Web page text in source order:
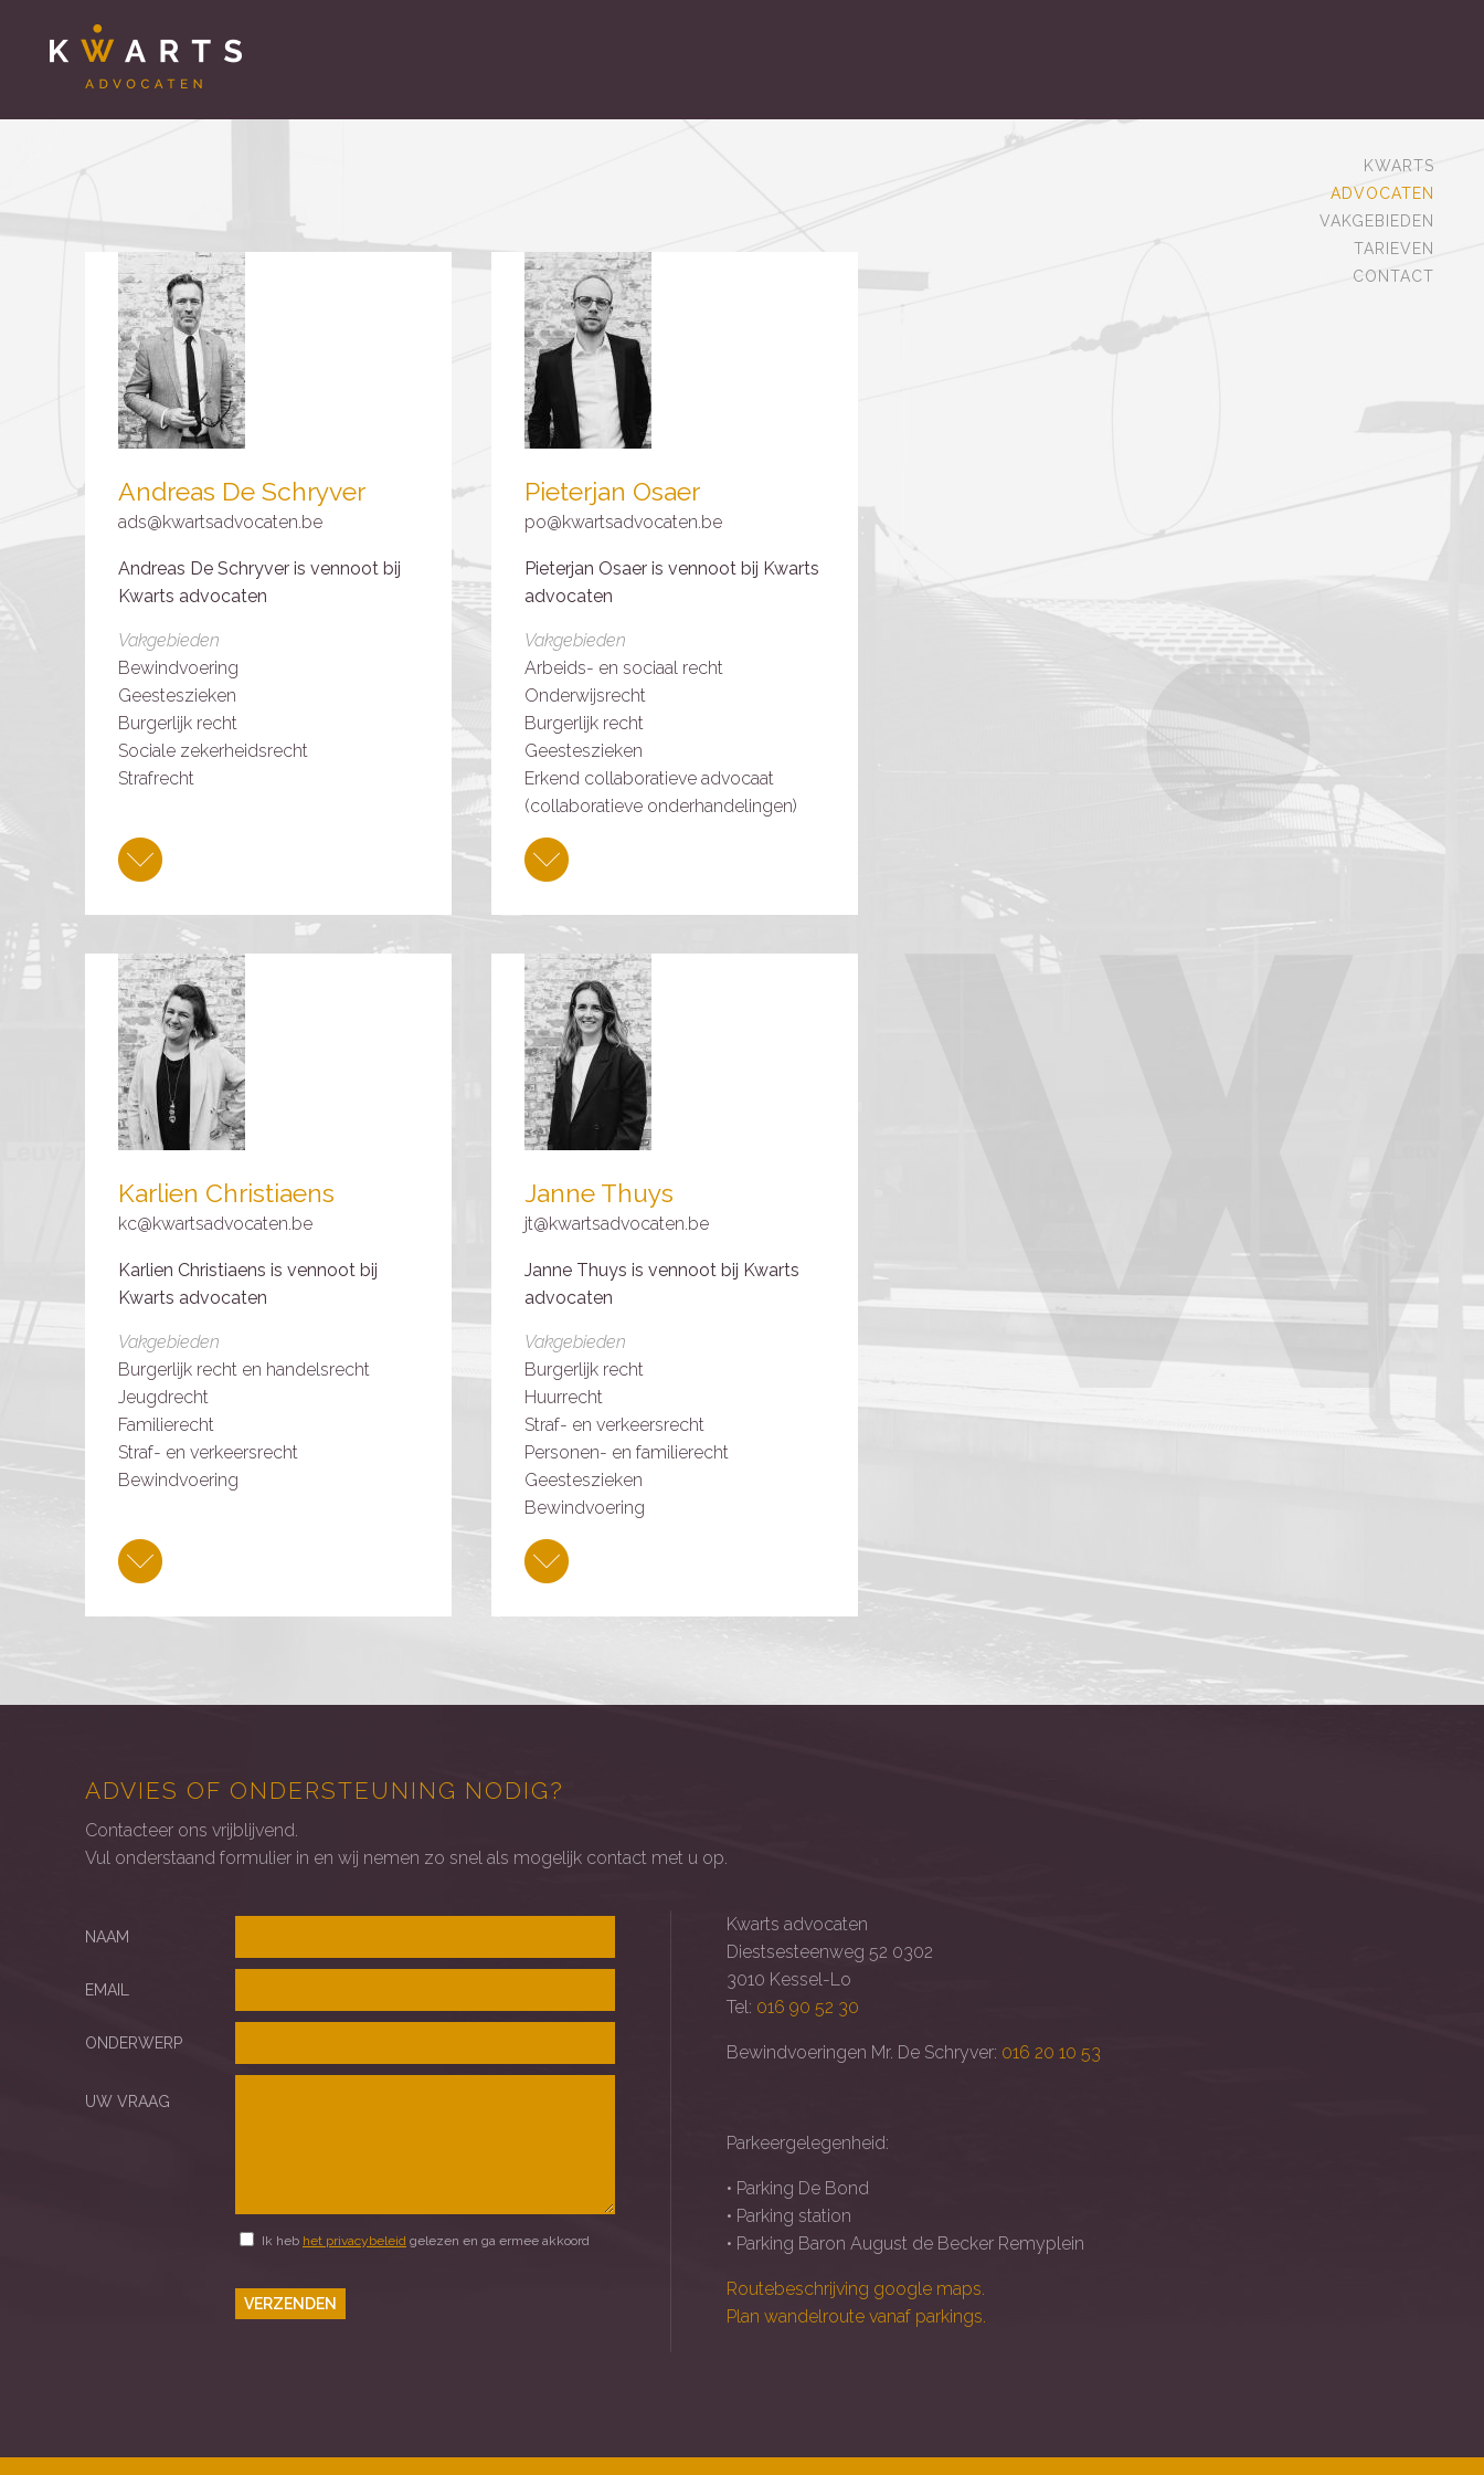
KWARTS
ADVOCATEN
VAKGEBIEDEN
TARIEVEN
CONTACT
Andreas De Schryver
ads@kwartsadvocaten.be
Andreas De Schryver is vennoot bij
Kwarts advocaten
Vakgebieden
Bewindvoering
Geesteszieken
Burgerlijk recht
Sociale zekerheidsrecht
Strafrecht
Pieterjan Osaer
po@kwartsadvocaten.be
Pieterjan Osaer is vennoot bij Kwarts
advocaten
Vakgebieden
Arbeids- en sociaal recht
Onderwijsrecht
Burgerlijk recht
Geesteszieken
Erkend collaboratieve advocaat
(collaboratieve onderhandelingen)
Karlien Christiaens
kc@kwartsadvocaten.be
Karlien Christiaens is vennoot bij
Kwarts advocaten
Vakgebieden
Burgerlijk recht en handelsrecht
Jeugdrecht
Familierecht
Straf- en verkeersrecht
Bewindvoering
Janne Thuys
jt@kwartsadvocaten.be
Janne Thuys is vennoot bij Kwarts
advocaten
Vakgebieden
Burgerlijk recht
Huurrecht
Straf- en verkeersrecht
Personen- en familierecht
Geesteszieken
Bewindvoering
ADVIES OF ONDERSTEUNING NODIG?
Contacteer ons vrijblijvend.
Vul onderstaand formulier in en wij nemen zo snel als mogelijk contact met u op.
NAAM
EMAIL
ONDERWERP
UW VRAAG
Ik heb het privacybeleid gelezen en ga ermee akkoord
Kwarts advocaten
Diestsesteenweg 52 0302
3010 Kessel-Lo
Tel: 016 90 52 30
Bewindvoeringen Mr. De Schryver: 016 20 10 53
Parkeergelegenheid:
• Parking De Bond
• Parking station
• Parking Baron August de Becker Remyplein
Routebeschrijving google maps.
Plan wandelroute vanaf parkings.